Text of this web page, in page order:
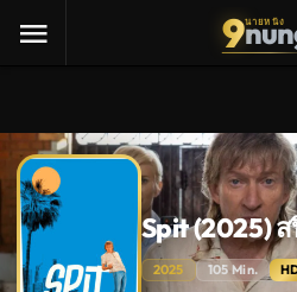
9นายหนัง
Spit (2025)
2025 105 Min.